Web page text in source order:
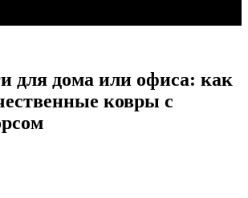
для дома или офиса: как
ковры с